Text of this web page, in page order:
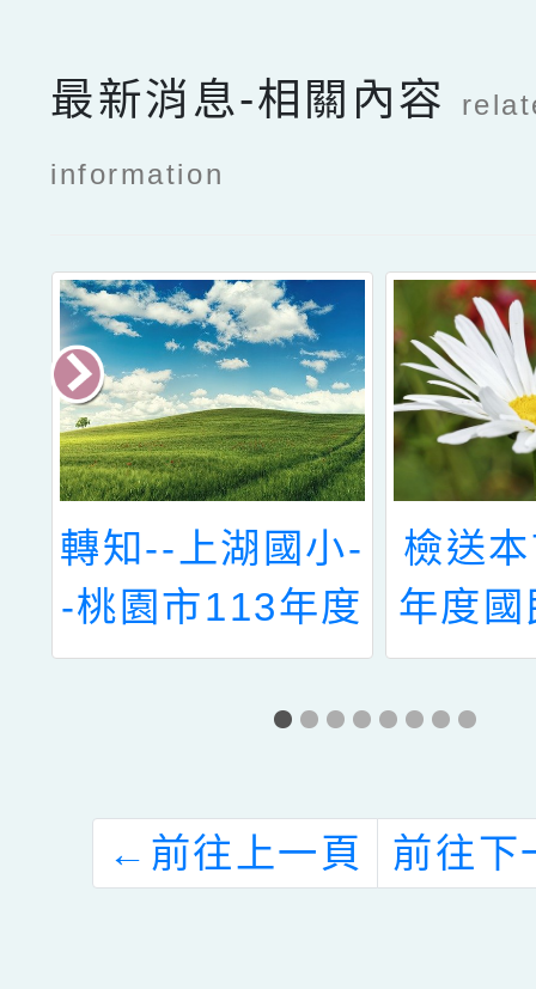
最新消息-相關內容
information
轉知--上湖國小-
-桃園市113年度
加強各校教職員
及家長特教知能
檢送
年度
術性
力資
份，
益，
← 前往上一頁 前往下